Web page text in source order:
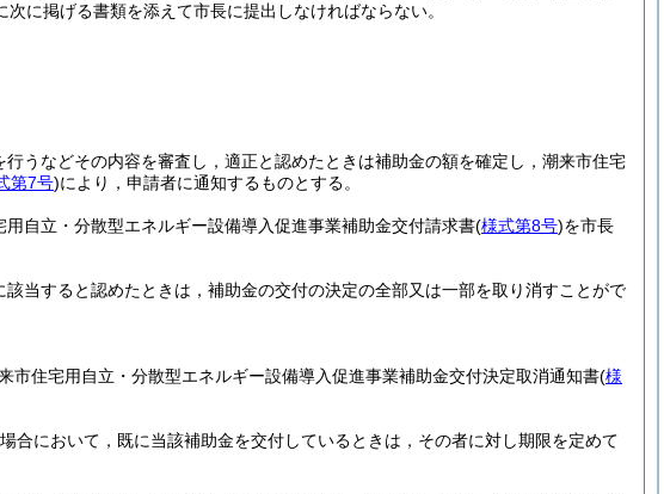
次に掲げる書類を添えて市長に提出しなければならない。
うなどその内容を審査し，適正と認めたときは補助金の額を確定し，潮来市住宅
第7号)により，申請者に通知するものとする。
自立・分散型エネルギー設備導入促進事業補助金交付請求書(様式第8号)を市長
該当すると認めたときは，補助金の交付の決定の全部又は一部を取り消すことがで
市住宅用自立・分散型エネルギー設備導入促進事業補助金交付決定取消通知書(様
合において，既に当該補助金を交付しているときは，その者に対し期限を定めて